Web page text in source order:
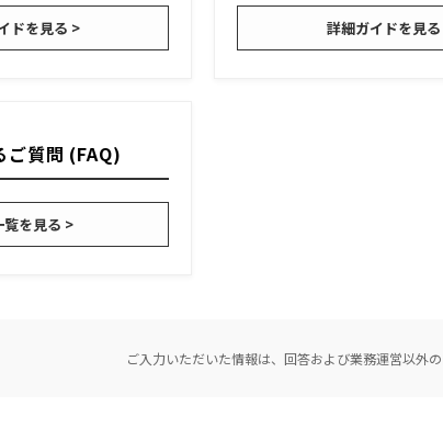
ドを見る > 詳細ガイドを見
質問 (FAQ)
覧を見る >
ご入力いただいた情報は、回答および業務運営以外